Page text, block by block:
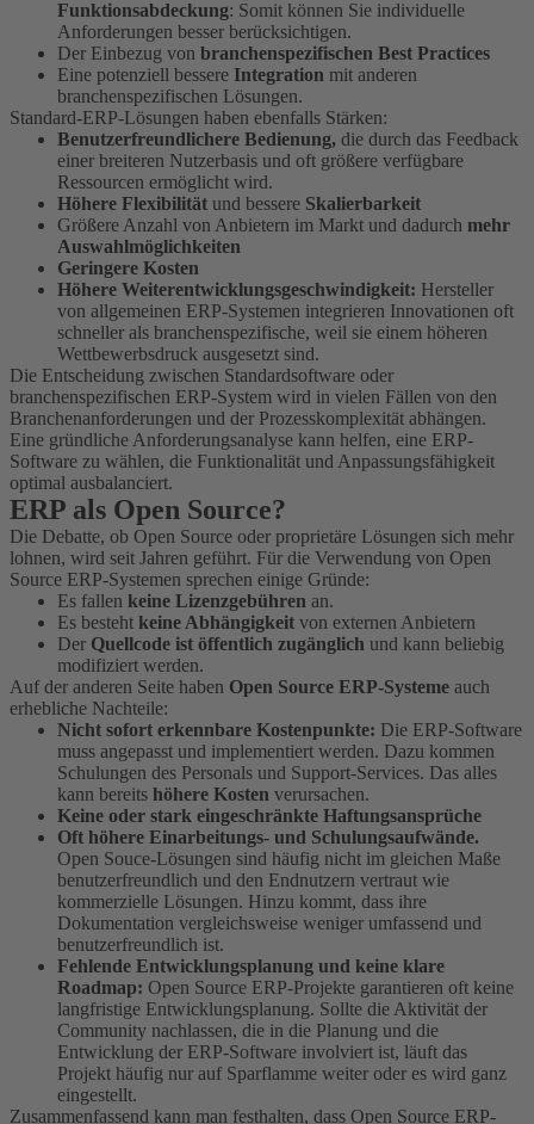
Funktionsabdeckung: Somit können Sie individuelle
Anforderungen besser berücksichtigen.
Der Einbezug von branchenspezifischen Best Practices
Eine potenziell bessere Integration mit anderen
branchenspezifischen Lösungen.
Standard-ERP-Lösungen haben ebenfalls Stärken:
Benutzerfreundlichere Bedienung, die durch das Feedback
einer breiteren Nutzerbasis und oft größere verfügbare
Ressourcen ermöglicht wird.
Höhere Flexibilität und bessere Skalierbarkeit
Größere Anzahl von Anbietern im Markt und dadurch mehr
Auswahlmöglichkeiten
Geringere Kosten
Höhere Weiterentwicklungsgeschwindigkeit: Hersteller
von allgemeinen ERP-Systemen integrieren Innovationen oft
schneller als branchenspezifische, weil sie einem höheren
Wettbewerbsdruck ausgesetzt sind.
Die Entscheidung zwischen Standardsoftware oder
branchenspezifischen ERP-System wird in vielen Fällen von den
Branchenanforderungen und der Prozesskomplexität abhängen.
Eine gründliche Anforderungsanalyse kann helfen, eine ERP-
Software zu wählen, die Funktionalität und Anpassungsfähigkeit
optimal ausbalanciert.
ERP als Open Source?
Die Debatte, ob Open Source oder proprietäre Lösungen sich mehr
lohnen, wird seit Jahren geführt. Für die Verwendung von Open
Source ERP-Systemen sprechen einige Gründe:
Es fallen keine Lizenzgebühren an.
Es besteht keine Abhängigkeit von externen Anbietern
Der Quellcode ist öffentlich zugänglich und kann beliebig
modifiziert werden.
Auf der anderen Seite haben Open Source ERP-Systeme auch
erhebliche Nachteile:
Nicht sofort erkennbare Kostenpunkte: Die ERP-Software
muss angepasst und implementiert werden. Dazu kommen
Schulungen des Personals und Support-Services. Das alles
kann bereits höhere Kosten verursachen.
Keine oder stark eingeschränkte Haftungsansprüche
Oft höhere Einarbeitungs- und Schulungsaufwände.
Open Souce-Lösungen sind häufig nicht im gleichen Maße
benutzerfreundlich und den Endnutzern vertraut wie
kommerzielle Lösungen. Hinzu kommt, dass ihre
Dokumentation vergleichsweise weniger umfassend und
benutzerfreundlich ist.
Fehlende Entwicklungsplanung und keine klare
Roadmap: Open Source ERP-Projekte garantieren oft keine
langfristige Entwicklungsplanung. Sollte die Aktivität der
Community nachlassen, die in die Planung und die
Entwicklung der ERP-Software involviert ist, läuft das
Projekt häufig nur auf Sparflamme weiter oder es wird ganz
eingestellt.
Zusammenfassend kann man festhalten, dass Open Source ERP-